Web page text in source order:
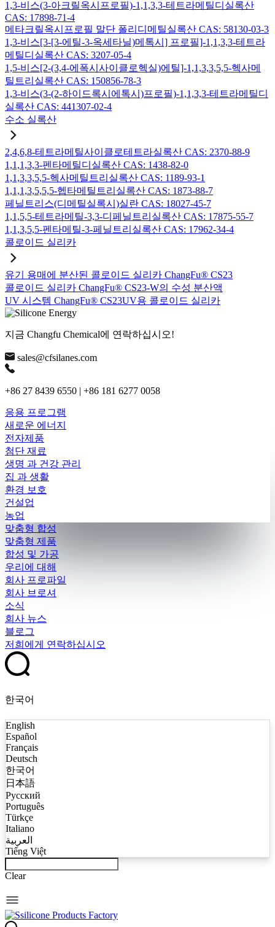
1,3-비스(3-아크릴옥시프로필)-1,1,3,3-테트라메틸디실록산
CAS: 17898-71-4
메타크릴옥시프로필 말단 폴리디메틸실록산 CAS: 58130-03-3
1,3-비스[3-[3-에틸-3-옥세타닐)메톡시] 프로필]-1,1,3,3-테트라
메틸디실록산 CAS: 3207-05-4
1,5-비스[2-(3,4-에폭시사이클로헥실)에틸]-1,1,3,3,5,5-헥사메
틸트리실록산 CAS: 150856-78-3
1,3-비스(3-(2-하이드록시에톡시)프로필)-1,1,3,3-테트라메틸디
실록산 CAS: 441307-02-4
수소 실록산
2,4,6,8-테트라메틸사이클로테트라실록산 CAS: 2370-88-9
1,1,1,3,3-펜타메틸디실록산 CAS: 1438-82-0
1,1,3,3,5,5-헥사메틸트리실록산 CAS: 1189-93-1
1,1,1,3,5,5,5-헵타메틸트리실록산 CAS: 1873-88-7
페닐트리스(디메틸실록시)실란 CAS: 18027-45-7
1,1,5,5-테트라메틸-3,3-디페닐트리실록산 CAS: 17875-55-7
1,1,3,5,5-펜타메틸-3-페닐트리실록산 CAS: 17962-34-4
콜로이드 실리카
유기 용매에 분산된 콜로이드 실리카 ChangFu® CS23
콜로이드 실리카 ChangFu® CS23-W의 수성 분산액
UV 시스템 ChangFu® CS23UV용 콜로이드 실리카
지금 Changfu Chemical에 연락하십시오!
sales@cfsilanes.com
+86 27 8439 6550 | +86 181 6277 0058
응용 프로그램
새로운 에너지
전자제품
첨단 재료
생명 과 건강 관리
집 과 생활
환경 보호
건설업
농업
맞춤형 합성
맞춤형 제품
합성 및 가공
우리에 대해
회사 프로파일
회사 브로셔
소식
회사 뉴스
블로그
저희에게 연락하십시오
한국어
English
Español
Français
Deutsch
한국어
日本語
Русский
Português
Türkçe
Italiano
العربية
Tiếng Việt
Clear